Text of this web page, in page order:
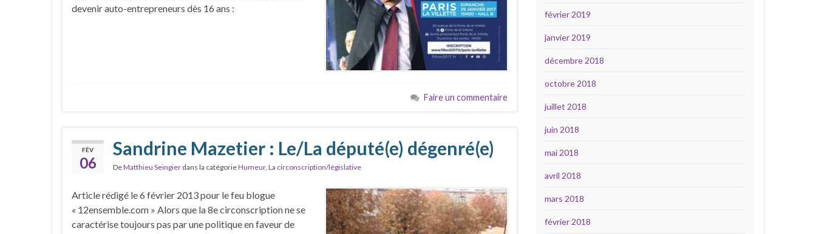
devenir auto-entrepreneurs dès 16 ans :
Faire un commentaire
FÉV
06
Sandrine Mazetier : Le/La député(e) dégenré(e)
DeMatthieu Seingier dans la catégorieHumeur, La circonscription/législative
Article rédigé le 6 février 2013 pour le feu blogue
« 12ensemble.com » Alors que la 8e circonscription ne se
caractérise toujours pas par une politique en faveur de
février 2019
janvier 2019
décembre 2018
octobre 2018
juillet 2018
juin 2018
mai 2018
avril 2018
mars 2018
février 2018